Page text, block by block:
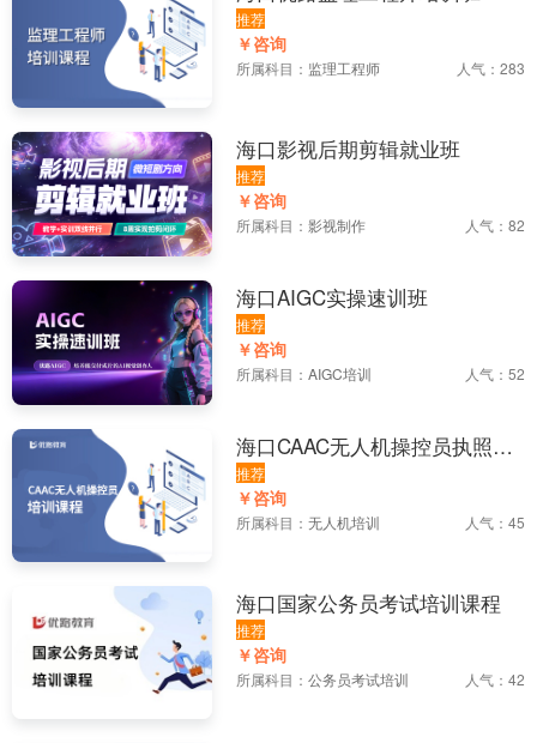
推荐
￥咨询
所属科目： 监理工程师 人气：283
海口影视后期剪辑就业班
推荐
￥咨询
所属科目： 影视制作 人气：82
海口AIGC实操速训班
推荐
￥咨询
所属科目： AIGC培训 人气：52
海口CAAC无人机操控员执照培
训
推荐
￥咨询
所属科目： 无人机培训 人气：45
海口国家公务员考试培训课程
推荐
￥咨询
所属科目： 公务员考试培训 人气：42